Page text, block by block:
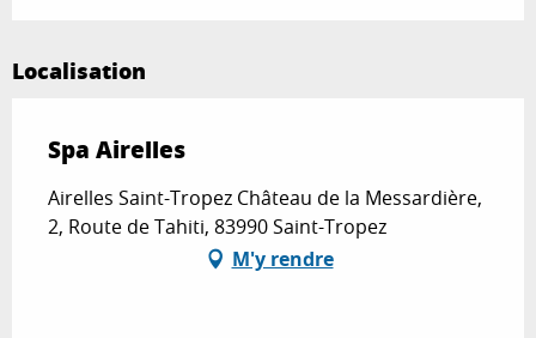
Localisation
Spa Airelles
Airelles Saint-Tropez Château de la Messardière,
2, Route de Tahiti, 83990 Saint-Tropez
M'y rendre